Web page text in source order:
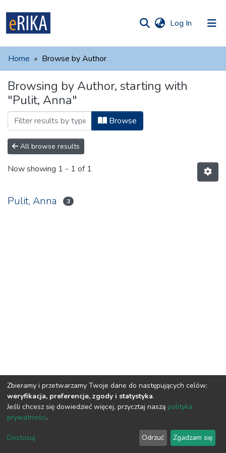
Log In (current)
UAFM
For authors
Help
Contact
Home Browse by Author
Browsing by Author, starting with
"Pulit, Anna"
Browse
All browse results
Now showing 1 - 1 of 1
Pulit, Anna 3
DSpace software copyright © 2002-2026LYRASIS
Privacy policy Regulations
Zbieramy i przetwarzamy Twoje dane do następujących celów:
weryfikacja, preferencje, zgody i statystyka.
Jeśli chcesz się dowiedzieć więcej, przycztaj naszą polityka
prywatności.
Dostosuj Odrzuć Zgadzam się